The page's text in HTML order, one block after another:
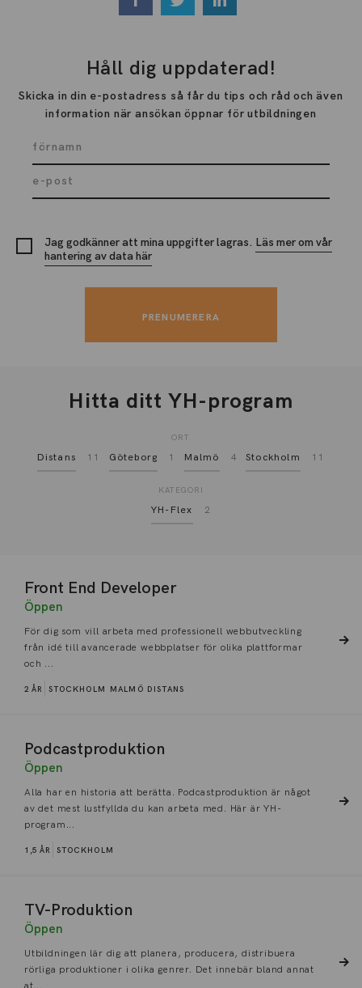
Håll dig uppdaterad!
Skicka in din e-postadress så får du tips och råd och även
information när ansökan öppnar för utbildningen
Jag godkänner att mina uppgifter lagras. Läs mer om vår
hantering av data här
Hitta ditt YH-program
ORT
Distans 11 Göteborg 1 Malmö 4 Stockholm 11
KATEGORI
YH-Flex 2
Front End Developer
Öppen
För dig som vill arbeta med professionell webbutveckling
från idé till avancerade webbplatser för olika plattformar
och ...
2 ÅR STOCKHOLM MALMÖ DISTANS
Podcastproduktion
Öppen
Alla har en historia att berätta. Podcastproduktion är något
av det mest lustfyllda du kan arbeta med. Här är YH-
program...
1,5 ÅR STOCKHOLM
TV-Produktion
Öppen
Utbildningen lär dig att planera, producera, distribuera
rörliga produktioner i olika genrer. Det innebär bland annat